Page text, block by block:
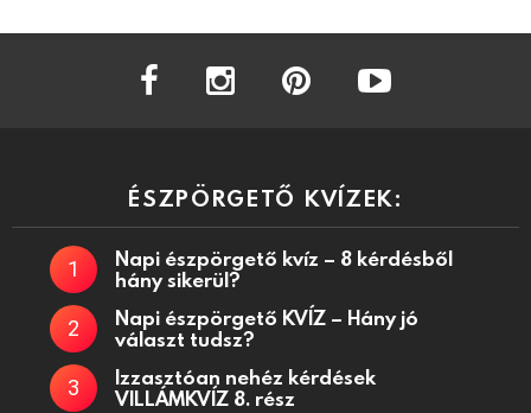
facebook instagram
ÉSZPÖRGETŐ KVÍZEK:
Napi észpörgető kvíz – 8 kérdésből
hány sikerül?
Napi észpörgető KVÍZ – Hány jó
választ tudsz?
Izzasztóan nehéz kérdések
VILLÁMKVÍZ 8. rész